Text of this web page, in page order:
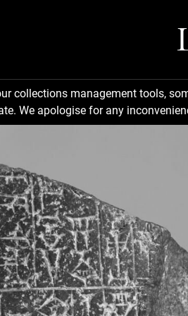
collections management tools,
We apologise for any